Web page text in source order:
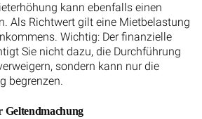
kann ebenfalls einen
Als Richtwert gilt eine Mietbelastung
Wichtig: Der finanzielle
Sie nicht dazu, die Durchführung
sondern kann nur die
begrenzen.
Geltendmachung